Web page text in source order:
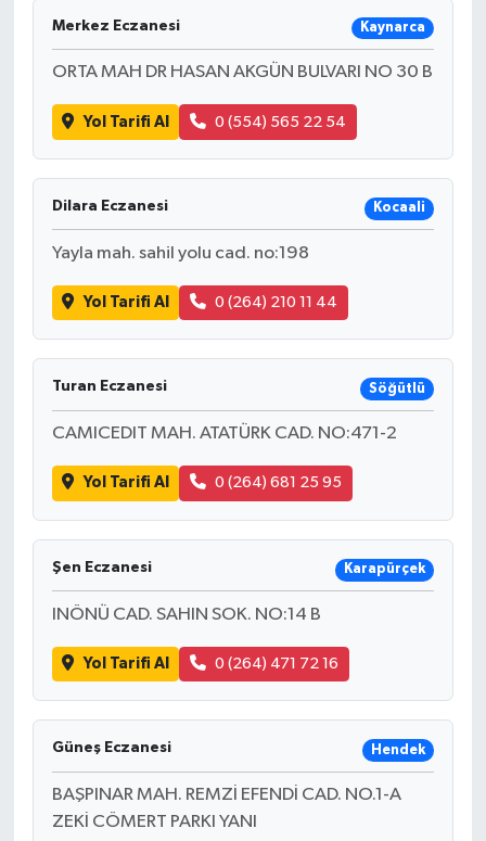
Merkez Eczanesi Kaynarca
ORTA MAH DR HASAN AKGÜN BULVARI NO 30 B
Yol Tarifi Al 0 (554) 565 22 54
Dilara Eczanesi Kocaali
Yayla mah. sahil yolu cad. no:198
Yol Tarifi Al 0 (264) 210 11 44
Turan Eczanesi Söğütlü
CAMICEDIT MAH. ATATÜRK CAD. NO:471-2
Yol Tarifi Al 0 (264) 681 25 95
Şen Eczanesi Karapürçek
INÖNÜ CAD. SAHIN SOK. NO:14 B
Yol Tarifi Al 0 (264) 471 72 16
Güneş Eczanesi Hendek
BAŞPINAR MAH. REMZİ EFENDİ CAD. NO.1-A
ZEKİ CÖMERT PARKI YANI